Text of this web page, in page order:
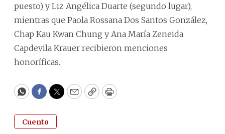
puesto) y Liz Angélica Duarte (segundo lugar),
mientras que Paola Rossana Dos Santos González,
Chap Kau Kwan Chung y Ana María Zeneida
Capdevila Krauer recibieron menciones
honoríficas.
WhatsApp
Facebook
Twitter
EmailCopyPrint
Cuento